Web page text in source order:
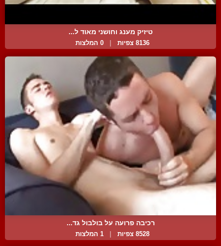
טיזיק מענג וחושני מאוד ל...
8136 צפיות 0 המלצות
רכיבה פרועה על בולבול גד...
8528 צפיות 1 המלצות